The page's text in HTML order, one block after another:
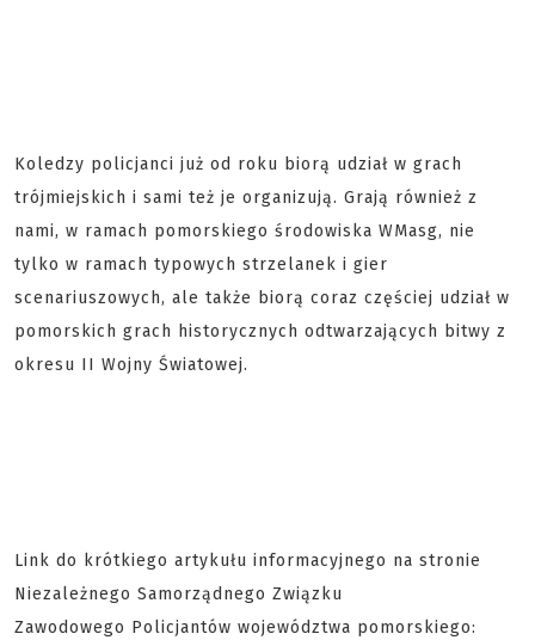
Koledzy policjanci już od roku biorą udział w grach
trójmiejskich i sami też je organizują. Grają również z
nami, w ramach pomorskiego środowiska WMasg, nie
tylko w ramach typowych strzelanek i gier
scenariuszowych, ale także biorą coraz częściej udział w
pomorskich grach historycznych odtwarzających bitwy z
okresu II Wojny Światowej.
Link do krótkiego artykułu informacyjnego na stronie
Niezależnego Samorządnego Związku
Zawodowego Policjantów województwa pomorskiego: